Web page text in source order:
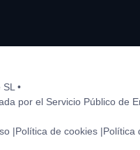
•
por el Servicio Público de
|Política de cookies |Política